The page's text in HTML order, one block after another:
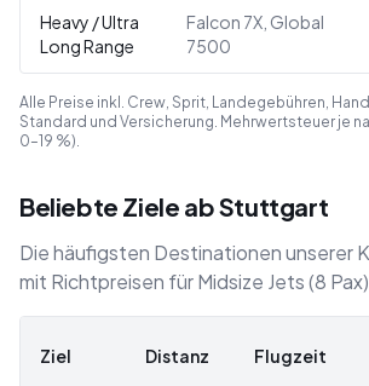
Heavy / Ultra
Long Range
Falcon 7X, Global
7500
Alle Preise inkl. Crew, Sprit, Landegebühren,
Standard und Versicherung. Mehrwertsteuer je
0–19 %).
Beliebte Ziele ab Stuttgart
Die häufigsten Destinationen unserer
mit Richtpreisen für Midsize Jets (8
Ziel Distanz Flugzeit